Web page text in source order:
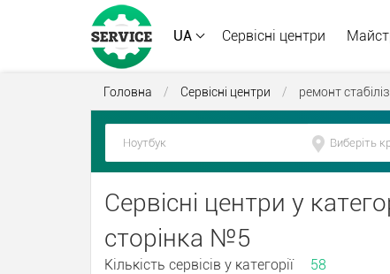
UA Сервісні центри
Головна / Сервісні центри / ремонт
Сервісні центри у
сторінка №5
Кількість сервісів у категорії 58